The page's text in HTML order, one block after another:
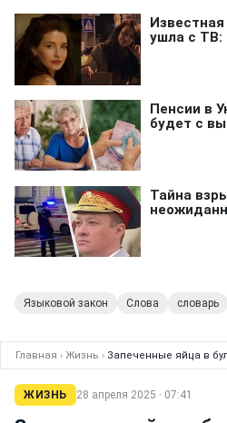
Языковой закон Слова словарь
Главная › Жизнь › Запеченные яйца в
ЖИЗНЬ 28 апреля 2025 · 07:41